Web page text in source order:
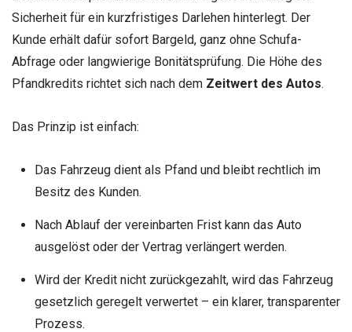
Sicherheit für ein kurzfristiges Darlehen hinterlegt. Der
Kunde erhält dafür sofort Bargeld, ganz ohne Schufa-
Abfrage oder langwierige Bonitätsprüfung. Die Höhe des
Pfandkredits richtet sich nach dem Zeitwert des Autos.
Das Prinzip ist einfach:
Das Fahrzeug dient als Pfand und bleibt rechtlich im
Besitz des Kunden.
Nach Ablauf der vereinbarten Frist kann das Auto
ausgelöst oder der Vertrag verlängert werden.
Wird der Kredit nicht zurückgezahlt, wird das Fahrzeug
gesetzlich geregelt verwertet – ein klarer, transparenter
Prozess.